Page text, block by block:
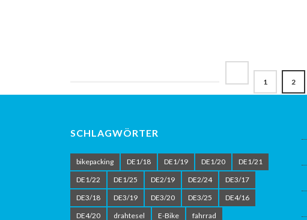
1 2
SCHLAGWÖRTER
bikepacking DE1/18 DE1/19 DE1/20
DE1/21
DE1/22
DE1/25 DE2/19 DE2/24
DE3/17
DE3/18
DE3/19 DE3/20 DE3/25
DE4/16
DE4/20
drahtesel E-Bike fahrrad